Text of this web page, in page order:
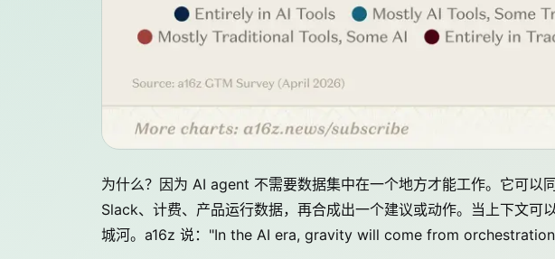
为什么？因为 AI agent 不需要数据集中在一个地方才能工作。它可以
Slack、计费、产品运行数据，再合成出一个建议或动作。当上下文可
城河。a16z 说："In the AI era, gravity will come from